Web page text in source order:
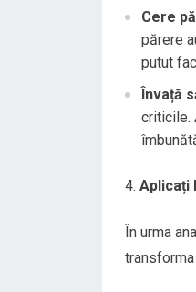
Cere
părere
putut
Învață
criticile.
Aplicați
În urma